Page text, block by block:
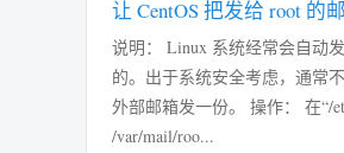
让 CentOS 把发给 root 的
说明： Linux 系统经常会自动
的。出于系统安全考虑，通常
外部邮箱发一份。 操作： 在“/etc/aliases”文件
/var/mail/roo...